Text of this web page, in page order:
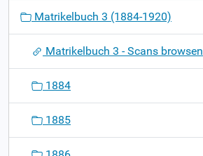
o
Matrikelbuch 3 (1884-1920)
Matrikelbuch 3 - Scans browsen
1884
1885